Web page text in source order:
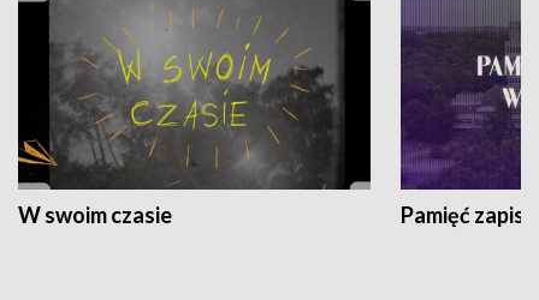
W swoim czasie Pamięć